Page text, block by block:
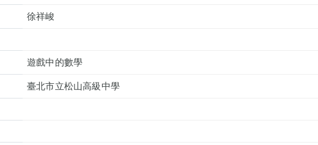
徐祥峻
遊戲中的數學
臺北市立松山高級中學